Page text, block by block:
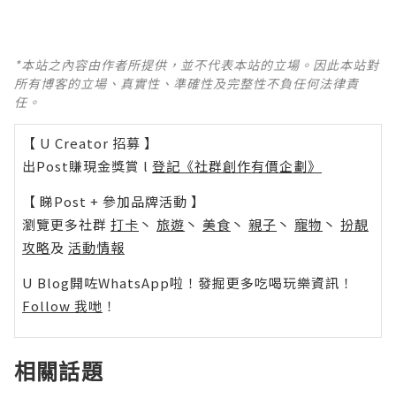
*本站之內容由作者所提供，並不代表本站的立場。因此本站對
所有博客的立場、真實性、準確性及完整性不負任何法律責
任。
【 U Creator 招募 】
出Post賺現金獎賞 l 登記《社群創作有價企劃》
【 睇Post + 參加品牌活動 】
瀏覽更多社群 打卡 丶 旅遊 丶 美食 丶 親子 丶 寵物 丶 扮靚
攻略及 活動情報
U Blog開咗WhatsApp啦！發掘更多吃喝玩樂資訊！
Follow 我哋 ！
相關話題